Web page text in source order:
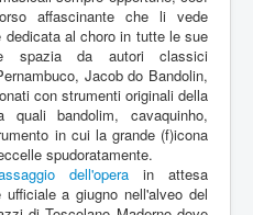
affascinante che li vede
dedicata al choro in tutte le sue
spazia da autori classici
Jacob do Bandolin,
con strumenti originali della
quali bandolim, cavaquinho,
in cui la grande (f)icona
spudoratamente.
dell'opera in attesa
a giugno nell'alveo del